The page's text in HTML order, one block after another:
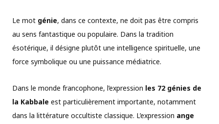
Le mot génie, dans ce contexte, ne doit pas être compris
au sens fantastique ou populaire. Dans la tradition
ésotérique, il désigne plutôt une intelligence spirituelle, une
force symbolique ou une puissance médiatrice.
Dans le monde francophone, l’expression les 72 génies de
la Kabbale est particulièrement importante, notamment
dans la littérature occultiste classique. L’expression ange